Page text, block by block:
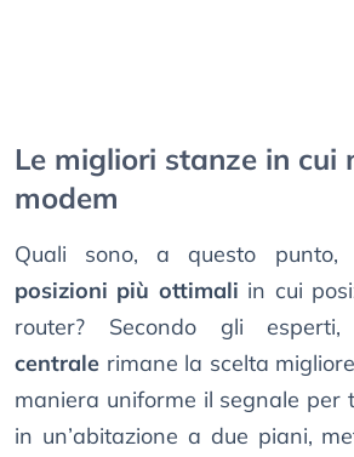
Le migliori stanze in cui
modem
Quali sono, a questo punto,
posizioni più ottimali in cui
router? Secondo gli esperti,
centrale rimane la scelta
maniera uniforme il segnale per
in un’abitazione a due piani,